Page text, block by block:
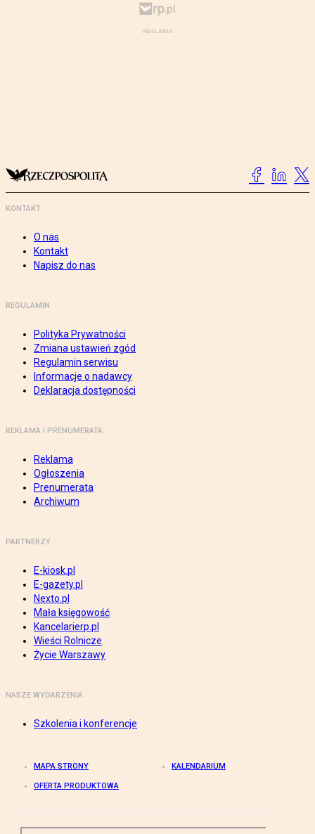
KONTAKT
O nas
Kontakt
Napisz do nas
REGULAMIN
Polityka Prywatności
Zmiana ustawień zgód
Regulamin serwisu
Informacje o nadawcy
Deklaracja dostępności
REKLAMA I PRENUMERATA
Reklama
Ogłoszenia
Prenumerata
Archiwum
PARTNERZY
E-kiosk.pl
E-gazety.pl
Nexto.pl
Mała księgowość
Kancelarierp.pl
Wieści Rolnicze
Życie Warszawy
NASZE WYDARZENIA
Szkolenia i konferencje
MAPA STRONY KALENDARIUM
OFERTA PRODUKTOWA